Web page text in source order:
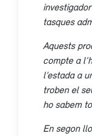
tasques
Aquests
compte a
l’estada a
troben el
ho sabem
En segon